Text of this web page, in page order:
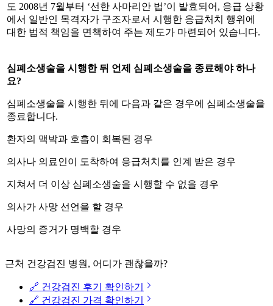
도 2008년 7월부터 ‘선한 사마리안 법’이 발효되어, 응급 상황
에서 일반인 목격자가 구조자로서 시행한 응급처치 행위에
대한 법적 책임을 면책하여 주는 제도가 마련되어 있습니다.
심폐소생술을 시행한 뒤 언제 심폐소생술을 종료해야 하나
요?
심폐소생술을 시행한 뒤에 다음과 같은 경우에 심폐소생술을
종료합니다.
환자의 맥박과 호흡이 회복된 경우
의사나 의료인이 도착하여 응급처치를 인계 받은 경우
지쳐서 더 이상 심폐소생술을 시행할 수 없을 경우
의사가 사망 선언을 할 경우
사망의 증거가 명백할 경우
근처 건강검진 병원, 어디가 괜찮을까?
🔗 건강검진 후기 확인하기
🔗 건강검진 가격 확인하기